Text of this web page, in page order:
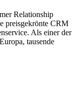
Relationship
preisgekrönte CRM
Als einer der
tausende